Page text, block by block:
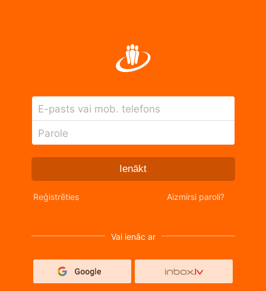
E-pasts vai mob. telefons
Parole
Ienākt
Reģistrēties Aizmirsi paroli?
Vai ienāc ar